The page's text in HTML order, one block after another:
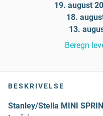
19. august
18.
13.
Beregn
BESKRIVELSE
Stanley/Stella MINI